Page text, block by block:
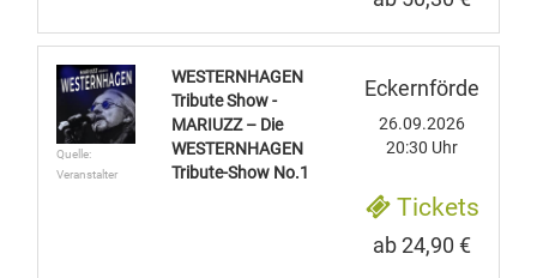
Quelle:
Veranstalter
WESTERNHAGEN
Tribute Show -
MARIUZZ – Die
WESTERNHAGEN
Tribute-Show No.1
Eckernförde
26.09.2026
20:30 Uhr
Tickets
ab 24,90 €